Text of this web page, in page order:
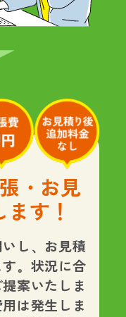
・お見
す！
し、お見積
。状況に合
案いたしま
は発生しま